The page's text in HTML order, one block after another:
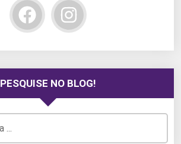
PESQUISE NO BLOG!